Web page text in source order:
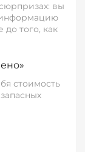
вы
того, как
стоимость